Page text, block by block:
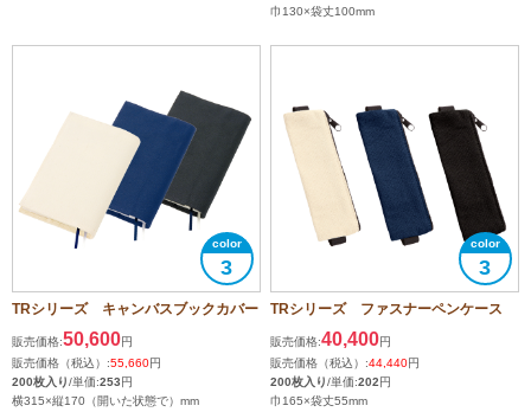
巾130×袋丈100mm
3
TRシリーズ キャンバスブックカバー
販売価格:50,600円
販売価格（税込）:55,660円
200枚入り/単価:253円
横315×縦170（開いた状態で）mm
3
TRシリーズ ファスナーペンケース
販売価格:40,400円
販売価格（税込）:44,440円
200枚入り/単価:202円
巾165×袋丈55mm